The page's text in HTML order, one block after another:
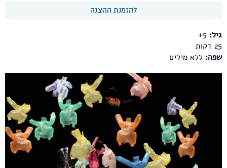
להזמנת ההצגה
גיל: 5+
25
שפה: ללא מילים